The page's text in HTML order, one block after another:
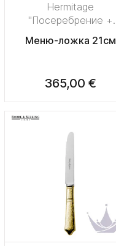
Hermitage
"Посеребрение +
сплошная позолота"
Меню-ложка 21см
365,00 €